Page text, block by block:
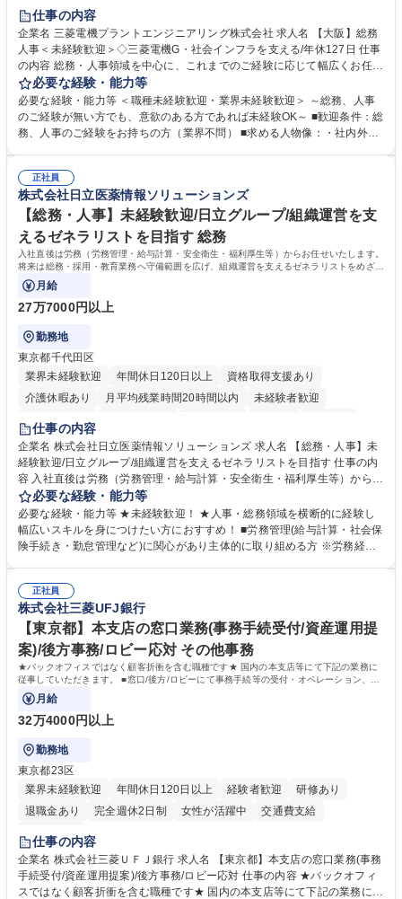
退職金あり
駅近5分以内
土日祝休み 服装自由 寮・社宅あり 食事補助あり
仕事の内容
企業名 三菱電機プラントエンジニアリング株式会社 求人名 【大阪】総務
人事＜未経験歓迎＞◇三菱電機G・社会インフラを支える/年休127日 仕事
の内容 総務・人事領域を中心に、これまでのご経験に応じて幅広くお任せ
します。 ＜具体的には＞ ・総務/人事労務（給与・社保・勤怠管理など）
・採用・教育研修 ・福利厚生運用 など ※基本的には事務所勤務ですが、
採用や教育等の業務内容により、関西圏以外への日帰り・宿泊を伴う国内
出張もございます。 ※担当業務を持ちつつ、お互いに助け合いながら、総
必要な経験・能力等
必要な経験・能力等 ＜職種未経験歓迎・業界未経験歓迎＞ ～総務、人事
のご経験が無い方でも、意欲のある方であれば未経験OK～ ■歓迎条件：総
務、人事のご経験をお持ちの方（業界不問） ■求める人物像：・社内外の
正社員
株式会社日立医薬情報ソリューションズ
【総務・人事】未経験歓迎/日立グループ/組織運営を支
えるゼネラリストを目指す 総務
入社直後は労務（労務管理・給与計算・安全衛生・福利厚生等）からお任せいたします。
将来は総務・採用・教育業務へ守備範囲を広げ、組織運営を支えるゼネラリストをめざせ
ます。
月給
27万7000円以上
勤務地
東京都千代田区
業界未経験歓迎
年間休日120日以上
資格取得支援あり
介護休暇あり
月平均残業時間20時間以内
未経験者歓迎
住宅手当あり
育休あり
完全週休2日制 交通費支給 土日祝休み 寮・社宅あり
仕事の内容
企業名 株式会社日立医薬情報ソリューションズ 求人名 【総務・人事】未
経験歓迎/日立グループ/組織運営を支えるゼネラリストを目指す 仕事の内
容 入社直後は労務（労務管理・給与計算・安全衛生・福利厚生等）からお
任せいたします。将来は総務・採用・教育業務へ守備範囲を広げ、組織運
営を支えるゼネラリストをめざせます。 ・初期業務：労働時間管理、給与
計算、社会保険対応、福利厚生管理、安全衛生、健康経営推進等をお任せ
します。ご経験に応じて、休職者管理など、幅広く経験を積んでいただき
幅広く経験を積みたい意欲がある方に最適な環境です。 募集職種 【総
務・人事】未経験歓迎/日立グループ/組織運営を支えるゼネラリストを目
指す
必要な経験・能力等
必要な経験・能力等 ★未経験歓迎！ ★人事・総務領域を横断的に経験し
幅広いスキルを身につけたい方におすすめ！ ■労務管理(給与計算・社会保
険手続き・勤怠管理など)に関心があり主体的に取り組める方 ※労務経験
のご経験 ■労務管理（給与計算・社会保険手続き・勤怠管理など）の経験
■衛生管理者の資格をお持ちの方 学歴・資格 学歴：大学院 大学 高専 短大
専修学校 高校 語学力： 資格：
正社員
株式会社三菱UFJ銀行
【東京都】本支店の窓口業務(事務手続受付/資産運用提
案)/後方事務/ロビー応対 その他事務
★バックオフィスではなく顧客折衝を含む職種です★ 国内の本支店等にて下記の業務に
従事していただきます。 ■窓口/後方/ロビーにて事務手続等の受付・オペレーション、お
客様対応
月給
32万4000円以上
勤務地
東京都23区
業界未経験歓迎
年間休日120日以上 経験者歓迎
研修あり
退職金あり
完全週休2日制 女性が活躍中
交通費支給
土日祝休み
仕事の内容
企業名 株式会社三菱ＵＦＪ銀行 求人名 【東京都】本支店の窓口業務(事務
手続受付/資産運用提案)/後方事務/ロビー応対 仕事の内容 ★バックオフィ
スではなく顧客折衝を含む職種です★ 国内の本支店等にて下記の業務に従